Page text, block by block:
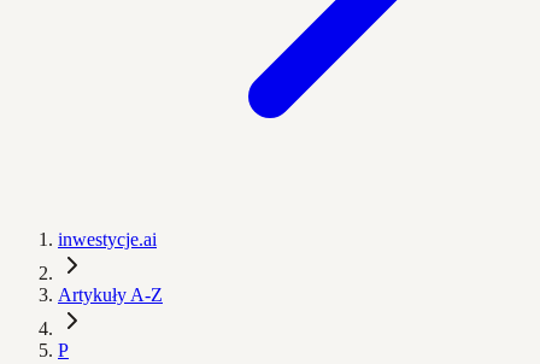
inwestycje.ai
Artykuły A-Z
P